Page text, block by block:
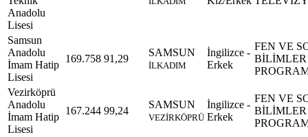
Anadolu
Lisesi
Samsun
Anadolu
İmam Hatip
Lisesi
169.758 91,29
SAMSUN
İLKADIM
İngilizce -
Erkek
FEN VE
BİLİMLER
Vezirköprü
Anadolu
İmam Hatip
Lisesi
167.244 99,24
SAMSUN
VEZİRKÖPRÜ
İngilizce -
Erkek
FEN VE
BİLİMLER